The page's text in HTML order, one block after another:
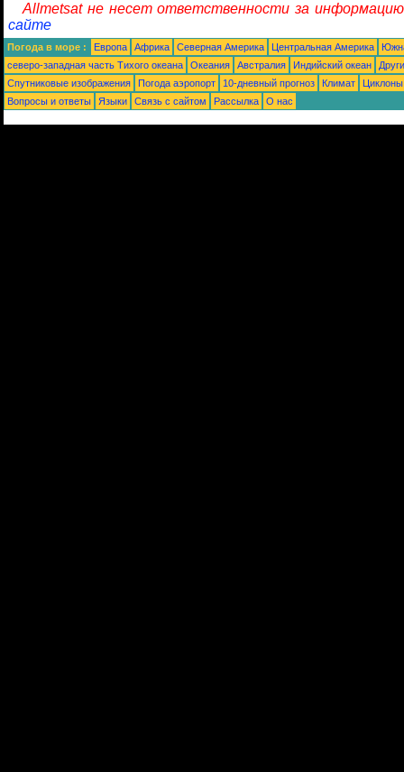
Allmetsat не несет ответственности за
сайте
Погода в море : Европа Африка Северная Америка Центральная Америка
северо-западная часть Tихого океана
Океания Австралия Индийский океан
Спутниковые изображения
Погода аэропорт 10-дневный прогноз Климат
Циклоны
Вопросы и ответы
Языки Связь с сайтом Рассылка О нас